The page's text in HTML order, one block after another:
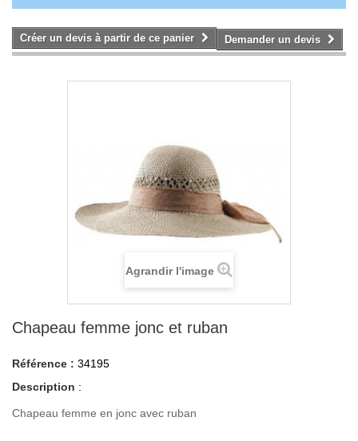
Créer un devis à partir de ce panier Demander un devis
Agrandir l'image
Chapeau femme jonc et ruban
Référence : 34195
Description :
Chapeau femme en jonc avec ruban